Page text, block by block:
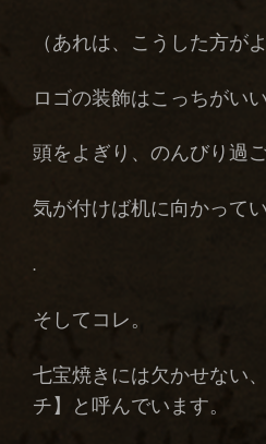
（あれは、こうした方が
ロゴの装飾はこっちがい
頭をよぎり、のんびり過
気が付けば机に向かって
.
そしてコレ。
七宝焼きには欠かせない
チ】と呼んでいます。